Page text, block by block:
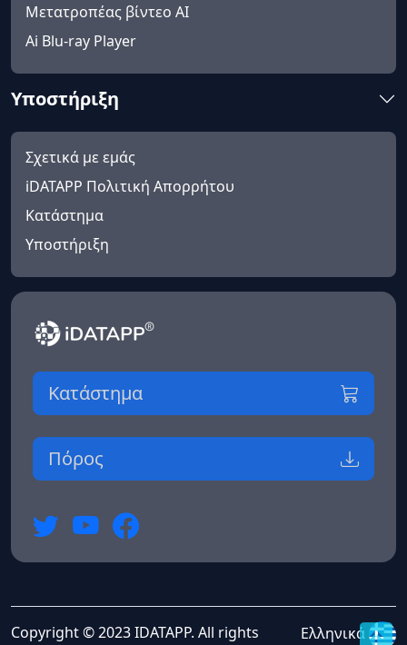
Μετατροπέας βίντεο AI
Ai Blu-ray Player
Υποστήριξη
Σχετικά με εμάς
iDATAPP Πολιτική Απορρήτου
Κατάστημα
Υποστήριξη
Κατάστημα
Πόρος
Copyright © 2023 IDATAPP. All rights
Ελληνικά